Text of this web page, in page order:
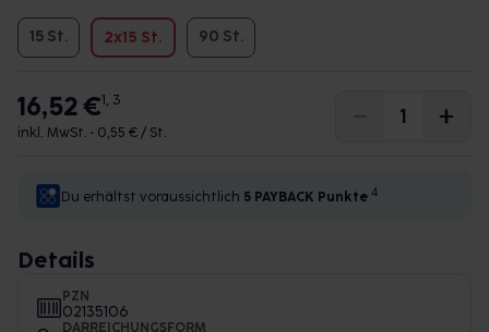
15 St. 2x15 St. 90 St.
16,52 €1, 3
inkl. MwSt. • 0,55 € / St.
Du erhältst voraussichtlich 5 PAYBACK Punkte 4
Details
PZN
02135106
DARREICHUNGSFORM